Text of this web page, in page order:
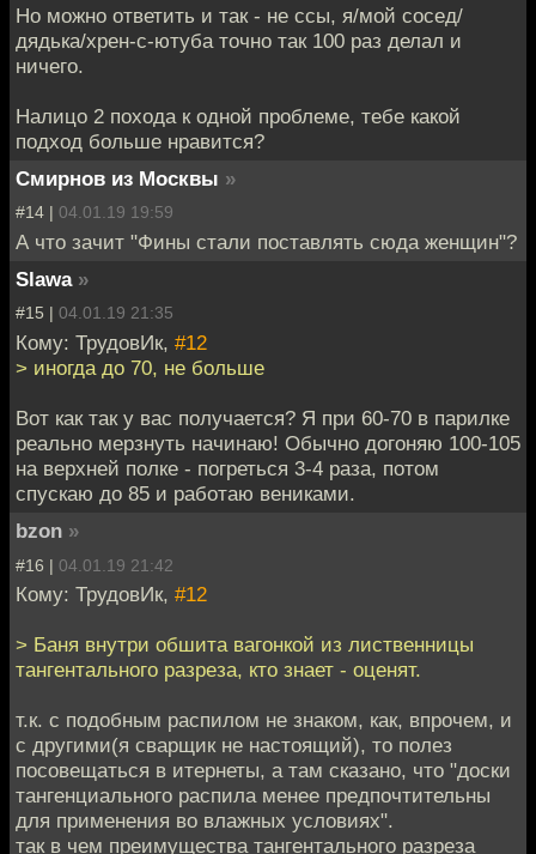
Но можно ответить и так - не ссы, я/мой сосед/
дядька/хрен-с-ютуба точно так 100 раз делал и
ничего.
Налицо 2 похода к одной проблеме, тебе какой
подход больше нравится?
Смирнов из Москвы »
#14 | 04.01.19 19:59
А что зачит "Фины стали поставлять сюда женщин"?
Slawa »
#15 | 04.01.19 21:35
Кому: ТрудовИк, #12
> иногда до 70, не больше
Вот как так у вас получается? Я при 60-70 в парилке
реально мерзнуть начинаю! Обычно догоняю 100-105
на верхней полке - погреться 3-4 раза, потом
спускаю до 85 и работаю вениками.
bzon »
#16 | 04.01.19 21:42
Кому: ТрудовИк, #12
> Баня внутри обшита вагонкой из лиственницы
тангентального разреза, кто знает - оценят.
т.к. с подобным распилом не знаком, как, впрочем, и
с другими(я сварщик не настоящий), то полез
посовещаться в итернеты, а там сказано, что "доски
тангенциального распила менее предпочтительны
для применения во влажных условиях".
так в чем преимущества тангентального разреза